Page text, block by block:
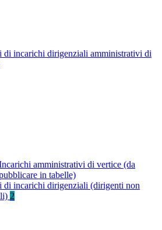
di incarichi dirigenziali amministrativi di
amministrativi di vertice (da
in tabelle)
di incarichi dirigenziali (dirigenti non
2